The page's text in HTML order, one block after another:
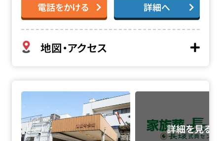
電話をかける 詳細へ
地図・アクセス